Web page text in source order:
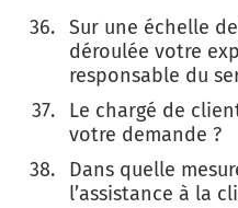
Sur une échelle
déroulée votre
responsable du
Le chargé de
votre demande ?
Dans quelle
l’assistance à la